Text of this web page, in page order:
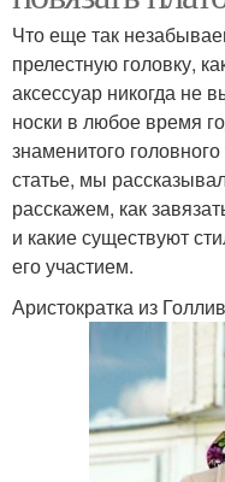
Что еще так
прелестную головку,
аксессуар никогда не
носки в любое время
знаменитого
статье, мы
расскажем, как
и какие существуют
его участием.
Аристократка из